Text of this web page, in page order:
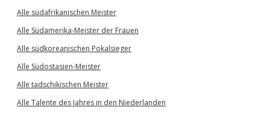
Alle südafrikanischen Meister
Alle Südamerika-Meister der Frauen
Alle südkoreanischen Pokalsieger
Alle Südostasien-Meister
Alle tadschikischen Meister
Alle Talente des Jahres in den Niederlanden